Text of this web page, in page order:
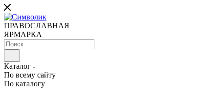
ПРАВОСЛАВНАЯ
ЯРМАРКА
Каталог
По всему сайту
По каталогу